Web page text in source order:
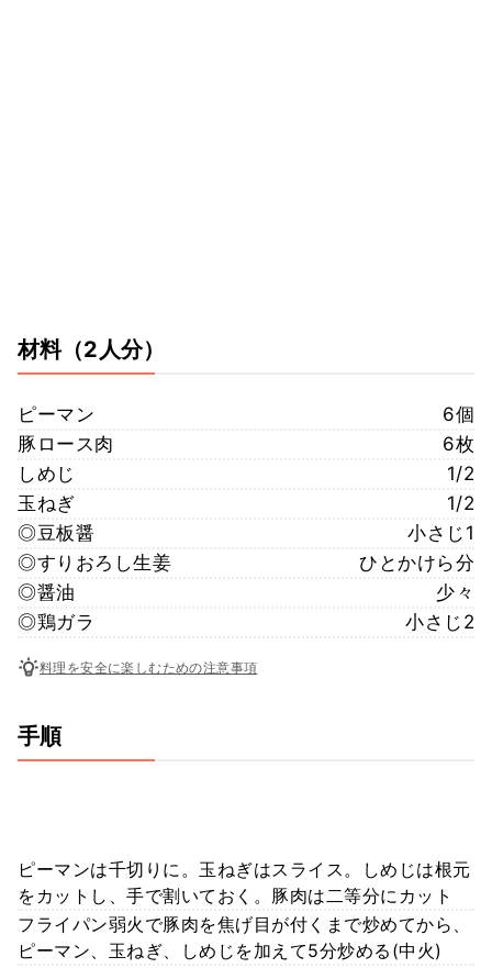
材料（2人分）
ピーマン
6個
豚ロース肉
6枚
しめじ
1/2
玉ねぎ
1/2
◎豆板醤
小さじ1
◎すりおろし生姜
ひとかけら分
◎醤油
少々
◎鶏ガラ
小さじ2
料理を安全に楽しむための注意事項
手順
ピーマンは千切りに。玉ねぎはスライス。しめじは根元
をカットし、手で割いておく。豚肉は二等分にカット
フライパン弱火で豚肉を焦げ目が付くまで炒めてから、
ピーマン、玉ねぎ、しめじを加えて5分炒める(中火)